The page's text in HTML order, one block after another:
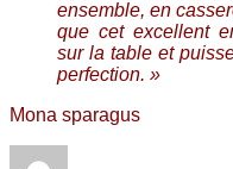
ensemble, en
que cet excellent
sur la table et
perfection. »
Mona sparagus